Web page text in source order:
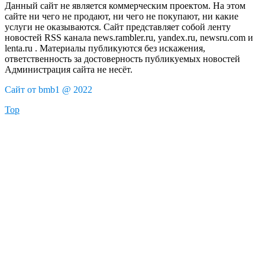
Данный сайт не является коммерческим проектом. На этом
сайте ни чего не продают, ни чего не покупают, ни какие
услуги не оказываются. Сайт представляет собой ленту
новостей RSS канала news.rambler.ru, yandex.ru, newsru.com и
lenta.ru . Материалы публикуются без искажения,
ответственность за достоверность публикуемых новостей
Администрация сайта не несёт.
Сайт от bmb1 @ 2022
Top